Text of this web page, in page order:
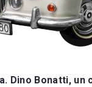
Dino Bonatti,